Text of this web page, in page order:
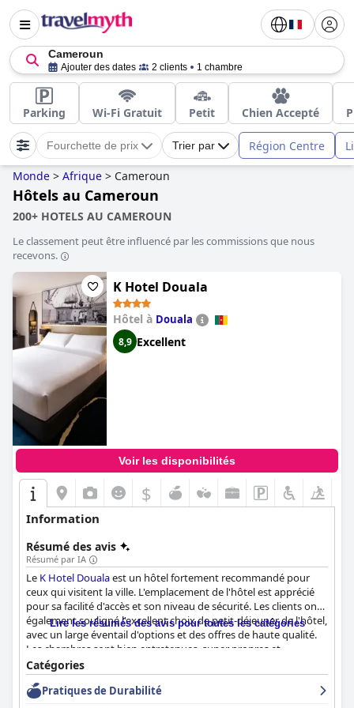
Cameroun
Ajouter des dates 2 clients 1 chambre
Parking Wi-Fi Gratuit Petit Chien Accepté
Fourchette de prix Trier par Région Centre
Monde > Afrique > Cameroun
Hôtels au Cameroun
200+ HOTELS AU CAMEROUN
Le classement peut être influencé par les commissions que nous
recevons.
K Hotel Douala
Hôtel à Douala
8,9 Excellent
Voir les disponibilités
$
Information
Résumé des avis
Résumé par IA
Le K Hotel Doualaest un hôtel fortement recommandé pour
ceux qui visitent la ville. L'emplacement de l'hôtel est apprécié
pour sa facilité d'accès et son niveau de sécurité. Les clients ont
également souligné l'excellent choix de petit-déjeuner de l'hôtel,
avec un large éventail d'options et des offres de haute qualité.
Les chambres sont bien entretenues, super propres et
disposent de salles de bains incroyables et de matelas
confortables. L'hôtel est d'une beauté impressionnante et bien
décoré, avec un fabuleux système multimédia dans les
Lire les résumés des avis pour toutes les catégories
Catégories
Pratiques de Durabilité